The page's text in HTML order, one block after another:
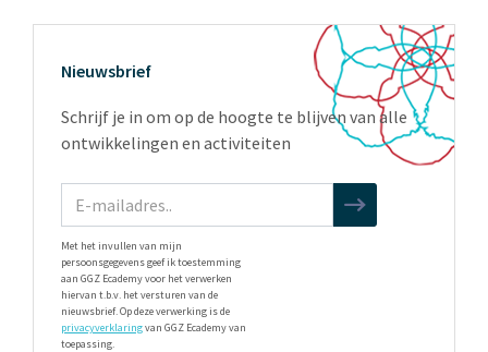
Nieuwsbrief
Schrijf je in om op de hoogte te blijven van alle
ontwikkelingen en activiteiten
Met het invullen van mijn
persoonsgegevens geef ik toestemming
aan GGZ Ecademy voor het verwerken
hiervan t.b.v. het versturen van de
nieuwsbrief. Op deze verwerking is de
privacyverklaringvan GGZ Ecademy van
toepassing.